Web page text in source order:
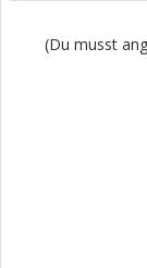
(Du musst